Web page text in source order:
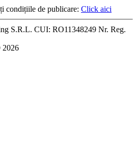
condițiile de publicare: Click aici
S.R.L. CUI: RO11348249 Nr. Reg.
2026